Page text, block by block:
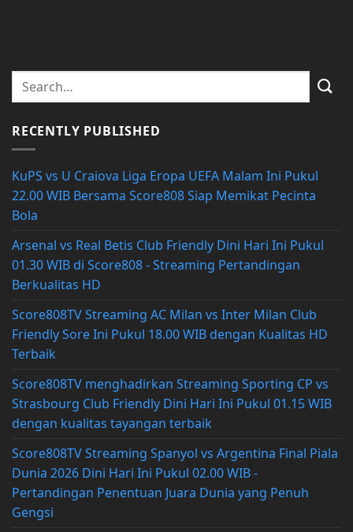
RECENTLY PUBLISHED
KuPS vs U Craiova Liga Eropa UEFA Malam Ini Pukul
22.00 WIB Bersama Score808 Siap Memikat Pecinta
Bola
Arsenal vs Real Betis Club Friendly Dini Hari Ini Pukul
01.30 WIB di Score808 - Streaming Pertandingan
Berkualitas HD
Score808TV Streaming AC Milan vs Inter Milan Club
Friendly Sore Ini Pukul 18.00 WIB dengan Kualitas HD
Terbaik
Score808TV menghadirkan Streaming Sporting CP vs
Strasbourg Club Friendly Dini Hari Ini Pukul 01.15 WIB
dengan kualitas tayangan terbaik
Score808TV Streaming Spanyol vs Argentina Final Piala
Dunia 2026 Dini Hari Ini Pukul 02.00 WIB -
Pertandingan Penentuan Juara Dunia yang Penuh
Gengsi